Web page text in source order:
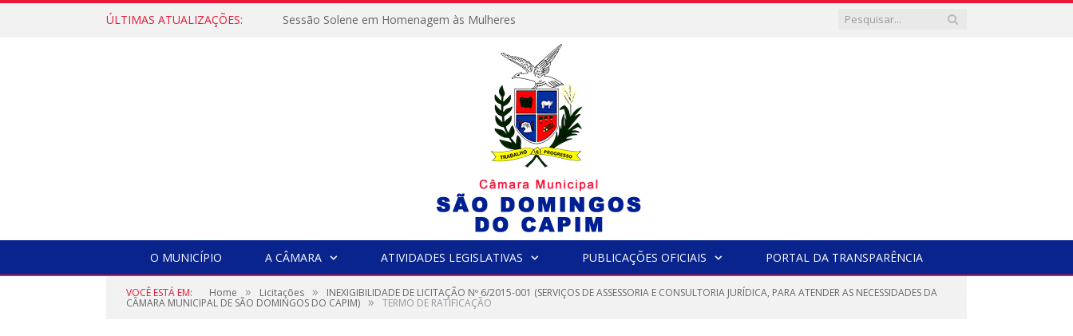
ÚLTIMAS ATUALIZAÇÕES: Sessão Solene em Homenagem às Mulheres
O MUNICÍPIO A CÂMARA ATIVIDADES LEGISLATIVAS PUBLICAÇÕES OFICIAIS PORTAL DA TRANSPARÊNCIA
VOCÊ ESTÁ EM: Home » Licitações » INEXIGIBILIDADE DE LICITAÇÃO Nº 6/2015-001 (SERVIÇOS DE ASSESSORIA E CONSULTORIA JURÍDICA, PARA ATENDER AS NECESSIDADES DA
CÂMARA MUNICIPAL DE SÃO DOMINGOS DO CAPIM) » TERMO DE RATIFICAÇÃO